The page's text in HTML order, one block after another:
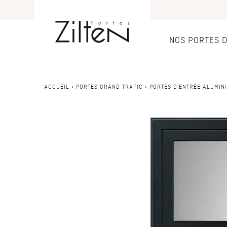
NOS PORTES
Nos
Porte d’entrée
Porte de
Conseils
Savoir-faire
Design
ACCUEIL » PORTES GRAND TRAFIC » PORTES D'ENTRÉE